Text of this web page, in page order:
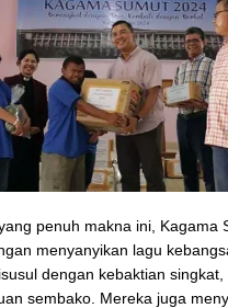
penuh makna ini, Kagama
menyanyikan lagu
dengan kebaktian singkat,
sembako. Mereka juga